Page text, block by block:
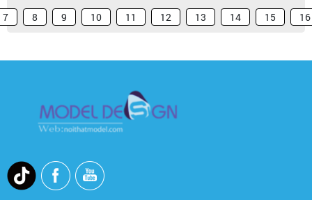
7 8 9 10 11 12 13 14 15 16